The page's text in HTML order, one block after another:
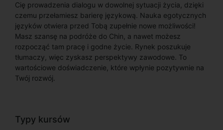
Cię prowadzenia dialogu w dowolnej sytuacji życia, dzięki
czemu przełamiesz barierę językową. Nauka egotycznych
języków otwiera przed Tobą zupełnie nowe możliwości!
Masz szansę na podróże do Chin, a nawet możesz
rozpocząć tam pracę i godne życie. Rynek poszukuje
tłumaczy, więc zyskasz perspektywy zawodowe. To
wartościowe doświadczenie, które wpłynie pozytywnie na
Twój rozwój.
Typy kursów